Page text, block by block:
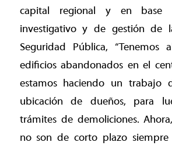
capital regional y en
investigativo y de gestión de
Seguridad Pública, “Tenemos
edificios abandonados en el
estamos haciendo un trabajo
ubicación de dueños, para
trámites de demoliciones.
no son de corto plazo siempre